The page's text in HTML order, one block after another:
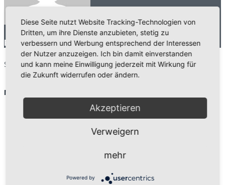
Beitrag vonWebBgl
Search for: search
Neueste Beiträge
Neuer Internetauftritt der Mittelstandsberater Köln
16 Mai
Diese Seite nutzt Website Tracking-Technologien von
Dritten, um ihre Dienste anzubieten, stetig zu
verbessern und Werbung entsprechend der Interessen
der Nutzer anzuzeigen. Ich bin damit einverstanden
und kann meine Einwilligung jederzeit mit Wirkung für
die Zukunft widerrufen oder ändern.
Akzeptieren
Verweigern
mehr
Powered by